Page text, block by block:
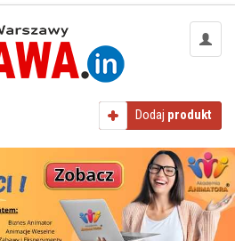
Dodaj produkt